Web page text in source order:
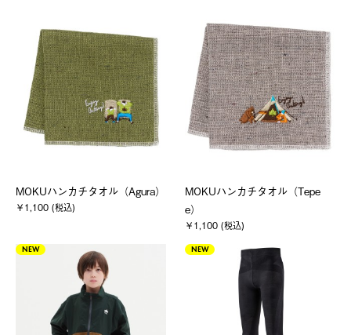
MOKUハンカチタオル（Agura）
￥1,100 (税込)
MOKUハンカチタオル（Tepe
e）
￥1,100 (税込)
NEW NEW